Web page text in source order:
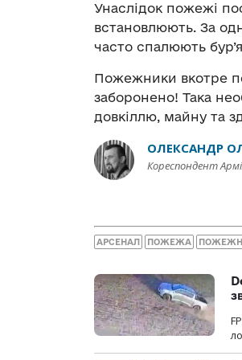
Унаслідок пожежі
встановлюють. За
часто спалюють
Пожежники вкотре
заборонено! Така
довкіллю, майну та
ОЛЕКСАНДР
Кореспондент
АРСЕНАЛ ПОЖЕЖА